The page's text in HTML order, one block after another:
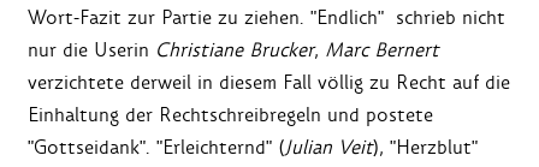
Wort-Fazit zur Partie zu ziehen. "Endlich" schrieb nicht
nur die Userin Christiane Brucker, Marc Bernert
verzichtete derweil in diesem Fall völlig zu Recht auf die
Einhaltung der Rechtschreibregeln und postete
"Gottseidank". "Erleichternd" (Julian Veit), "Herzblut"